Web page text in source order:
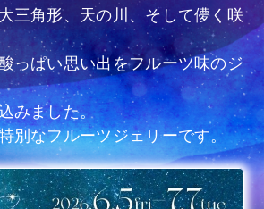
三角形、天の川、そして儚く咲
っぱい思い出をフルーツ味のジ
みました。
別なフルーツジェリーです。